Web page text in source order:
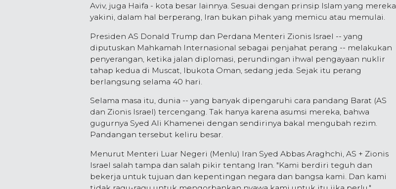
Aviv, juga Haifa - kota besar lainnya. Sesuai dengan prinsip Islam yang mereka
yakini, dalam hal berperang, Iran bukan pihak yang memicu atau memulai.
Presiden AS Donald Trump dan Perdana Menteri Zionis Israel -- yang
diputuskan Mahkamah Internasional sebagai penjahat perang -- melakukan
penyerangan, ketika jalan diplomasi, perundingan ihwal pengayaan nuklir
tahap kedua di Muscat, Ibukota Oman, sedang jeda. Sejak itu perang
berlangsung selama 40 hari.
Selama masa itu, dunia -- yang banyak dipengaruhi cara pandang Barat (AS
dan Zionis Israel) tercengang. Tak hanya karena asumsi mereka, bahwa
gugurnya Syed Ali Khamenei dengan sendirinya bakal mengubah rezim.
Pandangan tersebut keliru besar.
Menurut Menteri Luar Negeri (Menlu) Iran Syed Abbas Araghchi, AS + Zionis
Israel salah tampa dan salah pikir tentang Iran. "Kami berdiri teguh dan
bekerja untuk tujuan dan kepentingan negara dan bangsa kami. Dan kami